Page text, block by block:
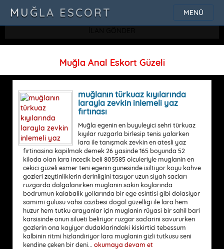
SQLSTATE[42000]: Syntax error or access violation: 1115 Unknown
character set: 'uf8'
MENÜ
MUĞLA ESCORT
Muğla Anal Eskort Güzeli
muğlanın türkuaz kıyılarında
larayla zevkin inlemeli yaz
fırtınası
Muğla egenin en buyuleyici sehri türkuaz
kıyılar ruzgarla birlesip tenis yalarken
lara ile tanışmak zevkin en atesli yaz
fırtinasina kapilmak demek 26 yasinde 165 boyunda 52
kiloda olan lara incecik beli 805585 olculeriyle muglanin en
cekici güzeli esmer teni egenin gunesinde isiltiyor koyu kahve
gozleri zeytinliklerin derinligini tasıyor uzun siyah sacları
ruzgarda dalgalanırken muglanin sakin koylarında
bodrumun kalabalik yollarında bir ege esintisi gibi dolasiyor
samimi gulusu vahsi cazibesi dogal güzelligi ile lara hem
huzur hem tutku arayanlar için muglanin rüyasi bir sahil bari
karsisinde onun silueti beliriyor ruzgar saclarini savururken
gozlerin ona kayiyor dudaklarindaki kiskirtici tebessum
kalbinin ritmi hizlandiriyor lara muglanin gizli tutkusu seni
kendine çeken bir deni... okumaya devam et